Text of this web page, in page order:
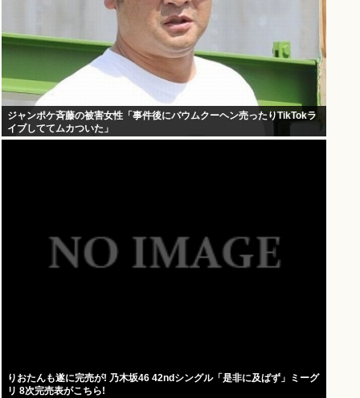
ジャンポケ斉藤の被害女性「事件後にバウムクーヘン売ったりTikTokラ
イブしててムカついた」
りおたんも遂に完売が! 乃木坂46 42ndシングル「是非に及ばず」ミーグ
リ 8次完売表がこちら!